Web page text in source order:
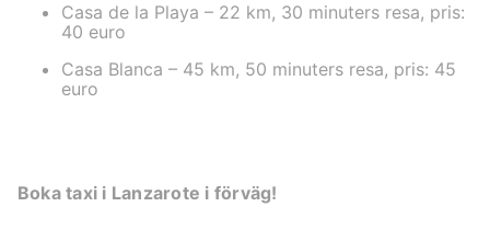
Casa de la Playa – 22 km, 30 minuters resa, pris:
40 euro
Casa Blanca – 45 km, 50 minuters resa, pris: 45
euro
Boka taxi i Lanzarote i förväg!